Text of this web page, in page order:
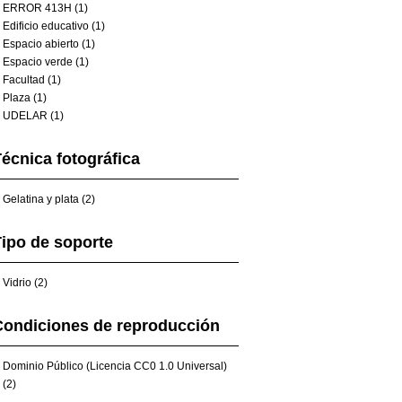
ERROR 413H (1)
Edificio educativo (1)
Espacio abierto (1)
Espacio verde (1)
Facultad (1)
Plaza (1)
UDELAR (1)
fotográfica
Gelatina y plata (2)
de soporte
Vidrio (2)
de reproducción
Dominio Público (Licencia CC0 1.0 Universal)
(2)